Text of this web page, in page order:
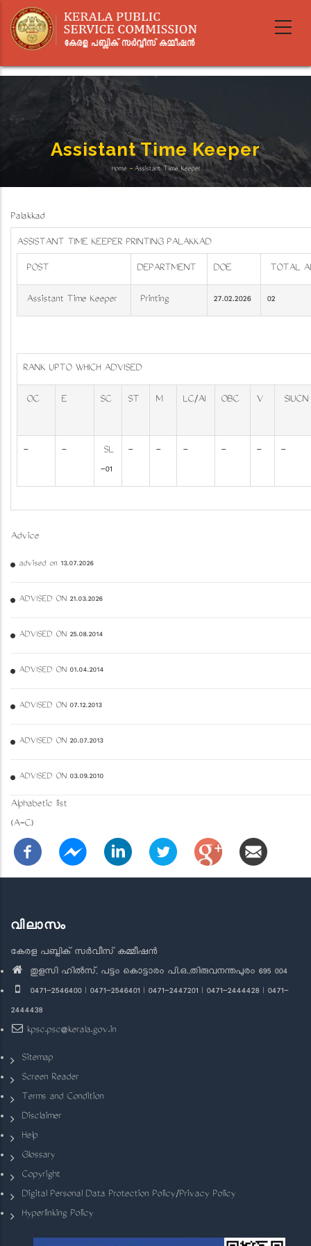
main
content
Assistant Time Keeper
Breadcrumb
Home - Assistant Time Keeper
Palakkad
ASSISTANT TIME KEEPER PRINTING PALAKKAD
POST
DEPARTMENT DOE TOTAL
Assistant Time Keeper Printing 27.02.2026 02
RANK UPTO WHICH ADVISED
OC E SC ST M LC/AI OBC V SIUCN
- -
SL
-01
- - - - - -
Advice
advised on 13.07.2026
ADVISED ON 21.03.2026
ADVISED ON 25.08.2014
ADVISED ON 01.04.2014
ADVISED ON 07.12.2013
ADVISED ON 20.07.2013
ADVISED ON 03.09.2010
Alphabetic list
(A-C)
വിലാസം
കേരള പബ്ലിക് സർവീസ് കമ്മീഷൻ
തുളസി ഹിൽസ്, പട്ടം കൊട്ടാരം പി.ഒ.,തിരുവനന്തപുരം 695 004
0471-2546400 | 0471-2546401 | 0471-2447201 | 0471-2444428 | 0471-
2444438
kpsc.psc@kerala.gov.in
Sitemap
Screen Reader
Terms and Condition
Disclaimer
Help
Glossary
Copyright
Digital Personal Data Protection Policy/Privacy Policy
Hyperlinking Policy